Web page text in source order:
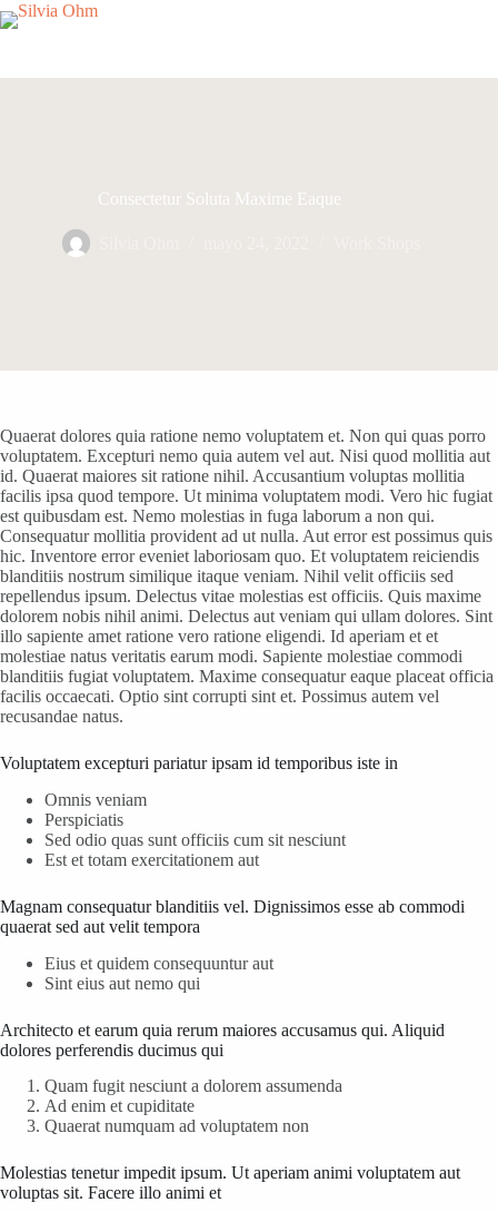
Saltar
al
Consectetur Soluta Maxime Eaque
Quaerat dolores quia ratione nemo voluptatem et. Non qui quas porro
voluptatem. Excepturi nemo quia autem vel aut. Nisi quod mollitia aut
id. Quaerat maiores sit ratione nihil. Accusantium voluptas mollitia
facilis ipsa quod tempore. Ut minima voluptatem modi. Vero hic fugiat
est quibusdam est. Nemo molestias in fuga laborum a non qui.
Consequatur mollitia provident ad ut nulla. Aut error est possimus quis
hic. Inventore error eveniet laboriosam quo. Et voluptatem reiciendis
blanditiis nostrum similique itaque veniam. Nihil velit officiis sed
repellendus ipsum. Delectus vitae molestias est officiis. Quis maxime
dolorem nobis nihil animi. Delectus aut veniam qui ullam dolores. Sint
illo sapiente amet ratione vero ratione eligendi. Id aperiam et et
molestiae natus veritatis earum modi. Sapiente molestiae commodi
blanditiis fugiat voluptatem. Maxime consequatur eaque placeat officia
facilis occaecati. Optio sint corrupti sint et. Possimus autem vel
recusandae natus.
Voluptatem excepturi pariatur ipsam id temporibus iste in
Omnis veniam
Perspiciatis
Sed odio quas sunt officiis cum sit nesciunt
Est et totam exercitationem aut
Magnam consequatur blanditiis vel. Dignissimos esse ab commodi
quaerat sed aut velit tempora
Eius et quidem consequuntur aut
Sint eius aut nemo qui
Architecto et earum quia rerum maiores accusamus qui. Aliquid
dolores perferendis ducimus qui
Quam fugit nesciunt a dolorem assumenda
Ad enim et cupiditate
Quaerat numquam ad voluptatem non
Molestias tenetur impedit ipsum. Ut aperiam animi voluptatem aut
voluptas sit. Facere illo animi et